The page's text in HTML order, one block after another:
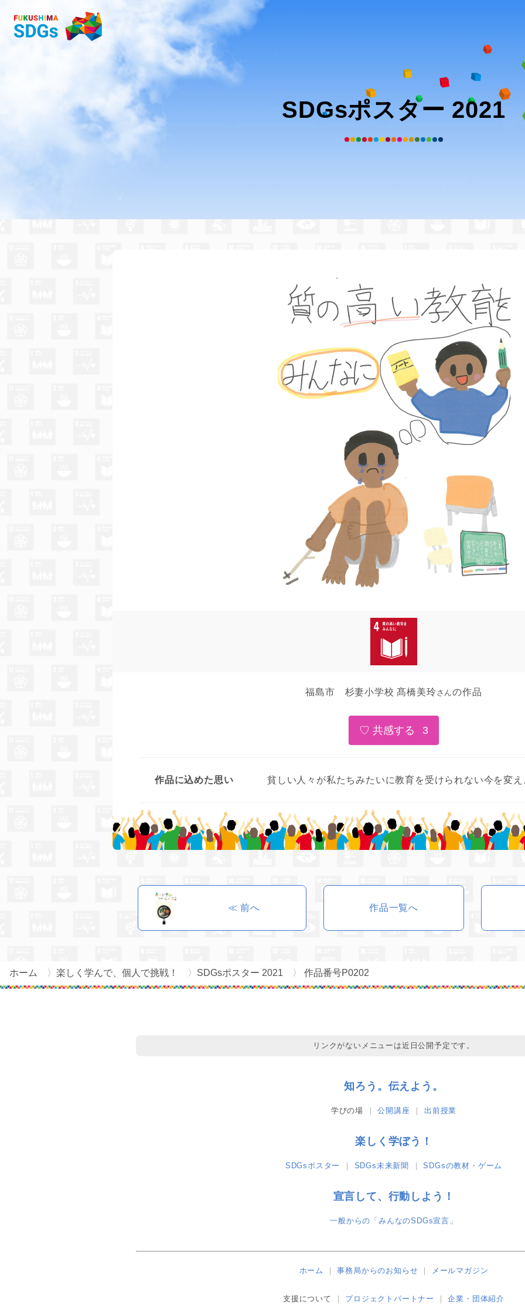
SDGsポスター 2021
福島市 杉妻小学校 髙橋美玲 さんの作品
3
作品に込めた思い 貧しい人々が私たちみたいに教育を受けられない今を変
≪ 前へ 作品一覧へ
ホーム 楽しく学んで、個人で挑戦！ SDGsポスター 2021 作品番号P0202
リンクがないメニューは近日公開予定です。
知ろう。伝えよう。
学びの場 公開講座 出前授業
楽しく学ぼう！
SDGsポスター SDGs未来新聞 SDGsの教材・ゲーム
宣言して、行動しよう！
一般からの「みんなのSDGs宣言」
ホーム 事務局からのお知らせ メールマガジン
支援について プロジェクトパートナー 企業・団体紹介